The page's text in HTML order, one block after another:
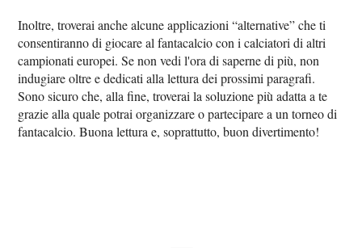
Inoltre, troverai anche alcune applicazioni “alternative” che ti
consentiranno di giocare al fantacalcio con i calciatori di altri
campionati europei. Se non vedi l'ora di saperne di più, non
indugiare oltre e dedicati alla lettura dei prossimi paragrafi.
Sono sicuro che, alla fine, troverai la soluzione più adatta a te
grazie alla quale potrai organizzare o partecipare a un torneo di
fantacalcio. Buona lettura e, soprattutto, buon divertimento!